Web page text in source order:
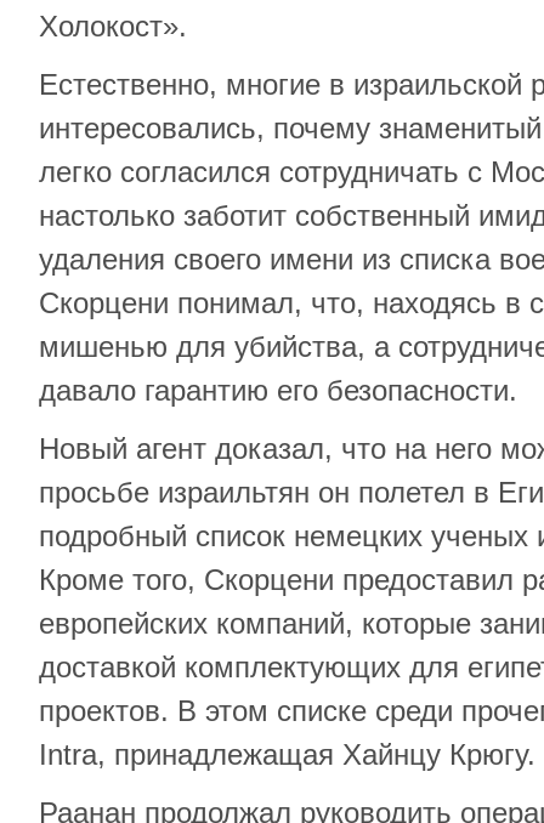
Холокост».
Естественно, многие в израильской
интересовались, почему
легко согласился сотрудничать с
настолько заботит собственный
удаления своего имени из списка
Скорцени понимал, что, находясь в
мишенью для убийства, а
давало гарантию его безопасности.
Новый агент доказал, что на него
просьбе израильтян он полетел в
подробный список немецких ученых
Кроме того, Скорцени предоставил
европейских компаний, которые
доставкой комплектующих для
проектов. В этом списке среди
Intra, принадлежащая Хайнцу Крюгу.
Раанан продолжал руководить